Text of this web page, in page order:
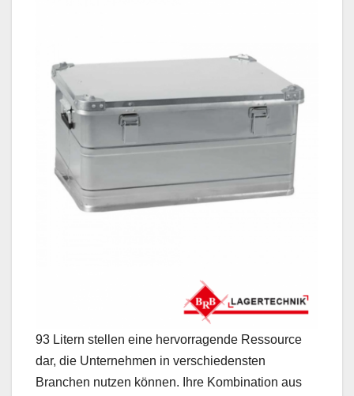
93 Litern stellen eine hervorragende Ressource
dar, die Unternehmen in verschiedensten
Branchen nutzen können. Ihre Kombination aus